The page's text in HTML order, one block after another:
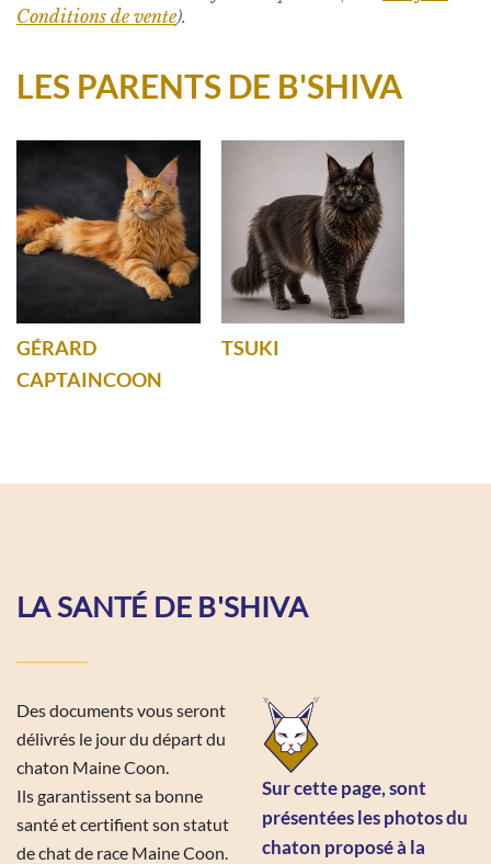
Conditions de vente).
LES PARENTS DE B'SHIVA
GÉRARD
CAPTAINCOON
TSUKI
LA SANTÉ DE B'SHIVA
Des documents vous seront
délivrés le jour du départ du
chaton Maine Coon.
Ils garantissent sa bonne
santé et certifient son statut
de chat de race Maine Coon.
Sur cette page, sont
présentées les photos du
chaton proposé à la